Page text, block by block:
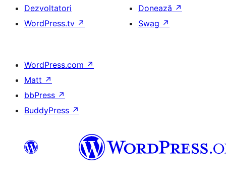
Dezvoltatori
WordPress.tv ↗
Donează ↗
Swag ↗
WordPress.com ↗
Matt ↗
bbPress ↗
BuddyPress ↗